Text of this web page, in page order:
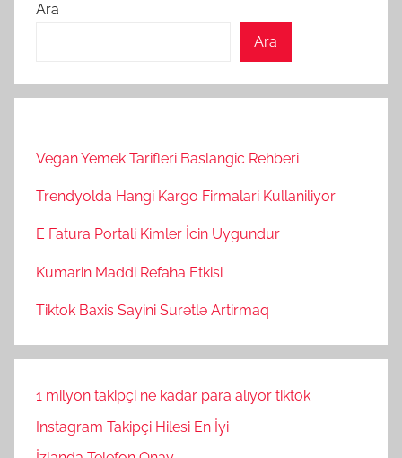
Ara
Ara
Vegan Yemek Tarifleri Baslangic Rehberi
Trendyolda Hangi Kargo Firmalari Kullaniliyor
E Fatura Portali Kimler İcin Uygundur
Kumarin Maddi Refaha Etkisi
Tiktok Baxis Sayini Surətlə Artirmaq
1 milyon takipçi ne kadar para alıyor tiktok
Instagram Takipçi Hilesi En İyi